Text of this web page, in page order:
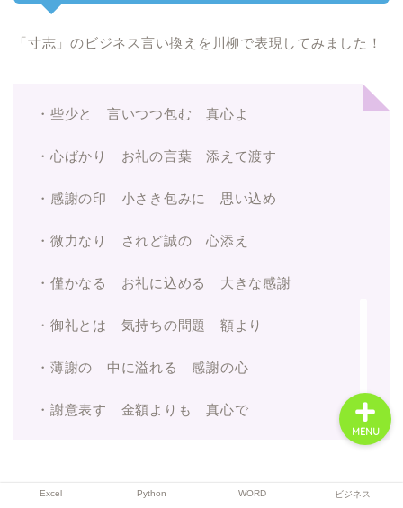
「寸志」のビジネス言い換えを川柳で表現してみました！
・些少と 言いつつ包む 真心よ
・心ばかり お礼の言葉 添えて渡す
・感謝の印 小さき包みに 思い込め
・微力なり されど誠の 心添え
・僅かなる お礼に込める 大きな感謝
・御礼とは 気持ちの問題 額より
・薄謝の 中に溢れる 感謝の心
・謝意表す 金額よりも 真心で
Excel Python WORD ビジネス
MENU
WORD